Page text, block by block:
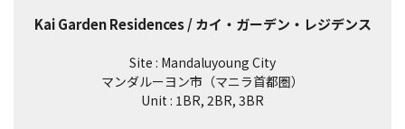
Kai Garden Residences / カイ・ガーデン・レジデンス
Site : Mandaluyoung City
マンダルーヨン市（マニラ首都圏）
Unit : 1BR, 2BR, 3BR